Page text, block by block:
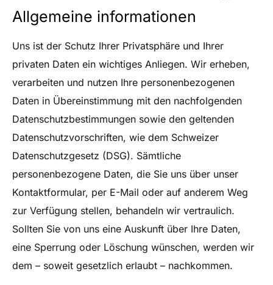
Allgemeine informationen
Uns ist der Schutz Ihrer Privatsphäre und Ihrer
privaten Daten ein wichtiges Anliegen. Wir erheben,
verarbeiten und nutzen Ihre personenbezogenen
Daten in Übereinstimmung mit den nachfolgenden
Datenschutzbestimmungen sowie den geltenden
Datenschutzvorschriften, wie dem Schweizer
Datenschutzgesetz (DSG). Sämtliche
personenbezogene Daten, die Sie uns über unser
Kontaktformular, per E-Mail oder auf anderem Weg
zur Verfügung stellen, behandeln wir vertraulich.
Sollten Sie von uns eine Auskunft über Ihre Daten,
eine Sperrung oder Löschung wünschen, werden wir
dem – soweit gesetzlich erlaubt – nachkommen.